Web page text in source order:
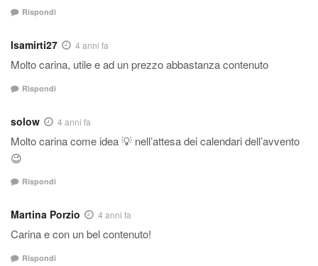
Rispondi
Isamirti27 4 anni fa
Molto carina, utile e ad un prezzo abbastanza contenuto
Rispondi
solow 4 anni fa
Molto carina come idea 💡 nell’attesa dei calendari dell’avvento
😉
Rispondi
Martina Porzio 4 anni fa
Carina e con un bel contenuto!
Rispondi